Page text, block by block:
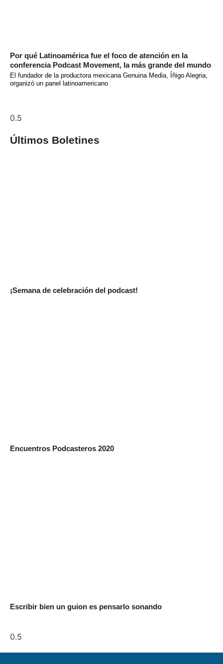
Por qué Latinoamérica fue el foco de atención en la
conferencia Podcast Movement, la más grande del mundo
El fundador de la productora mexicana Genuina Media, Íñigo Alegria,
organizó un panel latinoamericano
Últimos Boletines
¡Semana de celebración del podcast!
Encuentros Podcasteros 2020
Escribir bien un guion es pensarlo sonando